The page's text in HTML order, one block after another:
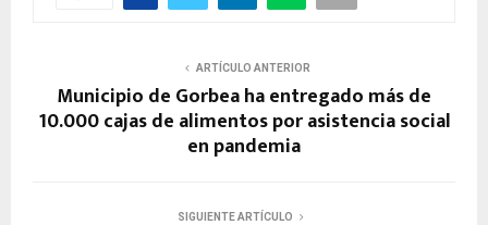
ARTÍCULO ANTERIOR
Municipio de Gorbea ha entregado más de
10.000 cajas de alimentos por asistencia social
en pandemia
SIGUIENTE ARTÍCULO